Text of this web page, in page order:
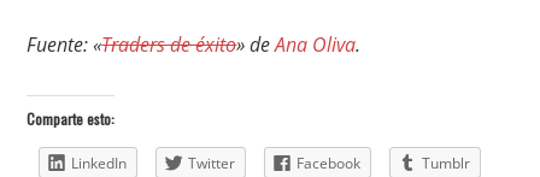
Fuente: «Traders de éxito» deAna Oliva.
Comparte esto:
LinkedIn Twitter Facebook Tumblr